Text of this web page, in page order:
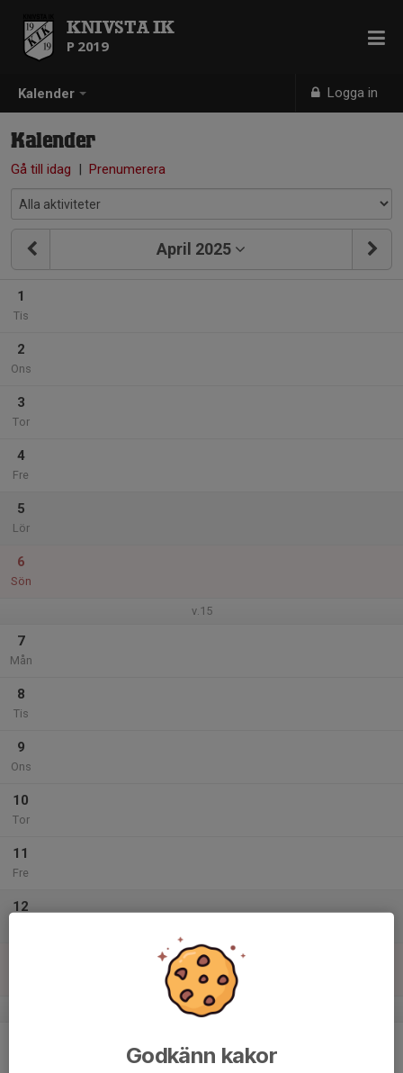
Kalender Logga in
KNIVSTA IK
P 2019
Kalender
Gå till idag | Prenumerera
April 2025
1
Tis
2
Ons
3
Tor
4
Fre
5
Lör
6
Sön
v.15
7
Mån
8
Tis
9
Ons
10
Tor
11
Fre
12
v.16
Godkänn kakor